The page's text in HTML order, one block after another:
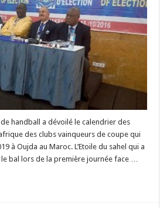
handball a dévoilé le calendrier des
des clubs vainqueurs de coupe qui
à Oujda au Maroc. L’Etoile du sahel qui a
bal lors de la première journée face …